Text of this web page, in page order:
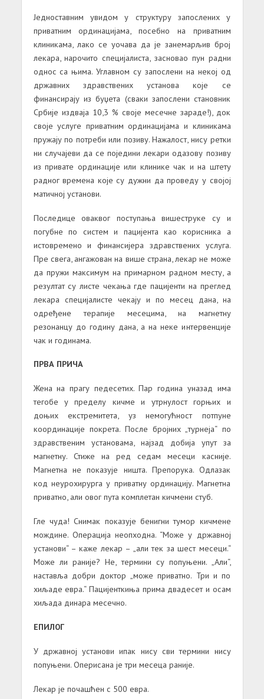
Једноставним увидом у структуру запослених у
приватним ординацијама, посебно на приватним
клиникама, лако се уочава да је занемарљив број
лекара, нарочито специјалиста, засновао пун радни
однос са њима. Углавном су запослени на некој од
државних здравствених установа које се
финансирају из буџета (сваки запослени становник
Србије издваја 10,3 % своје месечне зараде!), док
своје услуге приватним ординацијама и клиникама
пружају по потреби или позиву. Нажалост, нису ретки
ни случајеви да се поједини лекари одазову позиву
из привате ординације или клинике чак и на штету
радног времена које су дужни да проведу у својој
матичној установи.
Последице оваквог поступања вишеструке су и
погубне по систем и пацијента као корисника а
истовремено и финансијера здравствених услуга.
Пре свега, ангажован на више страна, лекар не може
да пружи максимум на примарном радном месту, а
резултат су листе чекања где пацијенти на преглед
лекара специјалисте чекају и по месец дана, на
одређене терапије месецима, на магнетну
резонанцу до годину дана, а на неке интервенције
чак и годинама.
ПРВА ПРИЧА
Жена на прагу педесетих. Пар година уназад има
тегобе у пределу кичме и утрнулост горњих и
доњих екстремитета, уз немогућност потпуне
координације покрета. После бројних „турнеја“ по
здравственим установама, најзад добија упут за
магнетну. Стиже на ред седам месеци касније.
Магнетна не показује ништа. Препорука. Одлазак
код неурохирурга у приватну ординацију. Магнетна
приватно, али овог пута комплетан кичмени стуб.
Гле чуда! Снимак показује бенигни тумор кичмене
мождине. Операција неопходна. “Може у државној
установи“ – каже лекар – „али тек за шест месеци.“
Може ли раније? Не, термини су попуњени. „Али“,
наставља добри доктор „може приватно. Три и по
хиљаде евра.“ Пацијенткиња прима двадесет и осам
хиљада динара месечно.
ЕПИЛОГ
У државној установи ипак нису сви термини нису
попуњени. Оперисана је три месеца раније.
Лекар је почашћен с 500 евра.